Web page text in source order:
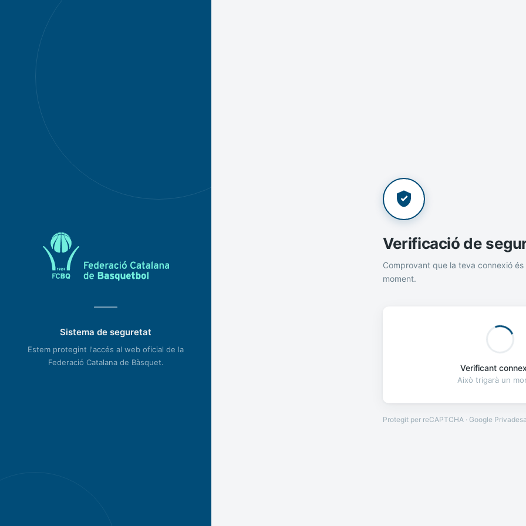
Sistema de seguretat
Estem protegint l'accés al web oficial de la
Federació Catalana de Bàsquet.
Verificació de
Comprovant que la teva connexió és
moment.
Verificant
Això trigarà un
Protegit per reCAPTCHA · Google Privadesa